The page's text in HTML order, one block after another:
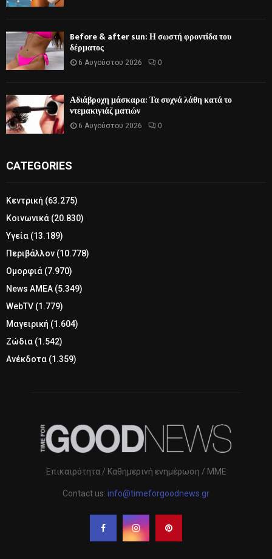
Before & after sun: Η σωστή φροντίδα του
δέρματος
6 Αυγούστου 2026 0
Αδιάβροχη μάσκαρα: Τα συχνά λάθη κατά το
ντεμακιγιάζ ματιών
6 Αυγούστου 2026 0
CATEGORIES
Κεντρική (63.275)
Κοινωνικά (20.830)
Υγεία (13.189)
Περιβάλλον (10.778)
Ομορφιά (7.970)
News ΑΜΕΑ (5.349)
WebTV (1.779)
Μαγειρική (1.604)
Ζώδια (1.542)
Ανέκδοτα (1.359)
Επικαιρότητα / Καθημερινή ενημέρωση / ΜΜΕ
Contact us: info@timeforgoodnews.gr